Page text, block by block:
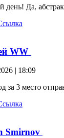
день! Да,
WW
| 18:09
за 3 место
Smirnov